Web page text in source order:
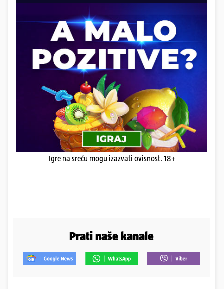
Igre na sreću mogu izazvati ovisnost. 18+
Prati naše kanale